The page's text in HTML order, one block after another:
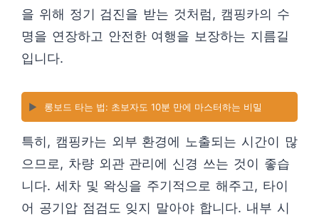
을 위해 정기 검진을 받는 것처럼, 캠핑카의 수
명을 연장하고 안전한 여행을 보장하는 지름길
입니다.
▶️ 롱보드 타는 법: 초보자도 10분 만에 마스터하는 비밀
특히, 캠핑카는 외부 환경에 노출되는 시간이 많
으므로, 차량 외관 관리에 신경 쓰는 것이 좋습
니다. 세차 및 왁싱을 주기적으로 해주고, 타이
어 공기압 점검도 잊지 말아야 합니다. 내부 시